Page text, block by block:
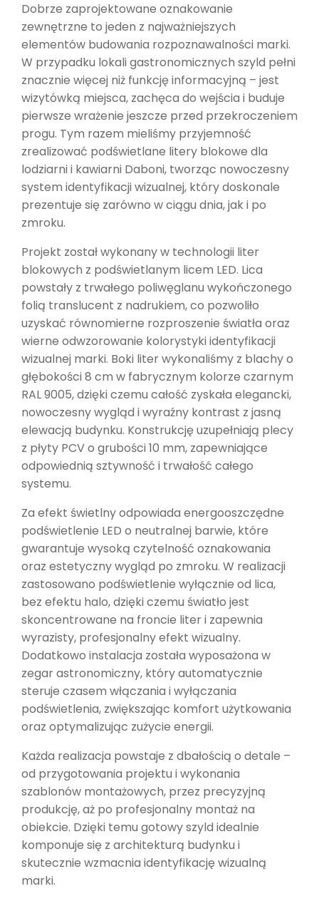
Dobrze zaprojektowane oznakowanie
zewnętrzne to jeden z najważniejszych
elementów budowania rozpoznawalności marki.
W przypadku lokali gastronomicznych szyld pełni
znacznie więcej niż funkcję informacyjną – jest
wizytówką miejsca, zachęca do wejścia i buduje
pierwsze wrażenie jeszcze przed przekroczeniem
progu. Tym razem mieliśmy przyjemność
zrealizować podświetlane litery blokowe dla
lodziarni i kawiarni Daboni, tworząc nowoczesny
system identyfikacji wizualnej, który doskonale
prezentuje się zarówno w ciągu dnia, jak i po
zmroku.
Projekt został wykonany w technologii liter
blokowych z podświetlanym licem LED. Lica
powstały z trwałego poliwęglanu wykończonego
folią translucent z nadrukiem, co pozwoliło
uzyskać równomierne rozproszenie światła oraz
wierne odwzorowanie kolorystyki identyfikacji
wizualnej marki. Boki liter wykonaliśmy z blachy o
głębokości 8 cm w fabrycznym kolorze czarnym
RAL 9005, dzięki czemu całość zyskała elegancki,
nowoczesny wygląd i wyraźny kontrast z jasną
elewacją budynku. Konstrukcję uzupełniają plecy
z płyty PCV o grubości 10 mm, zapewniające
odpowiednią sztywność i trwałość całego
systemu.
Za efekt świetlny odpowiada energooszczędne
podświetlenie LED o neutralnej barwie, które
gwarantuje wysoką czytelność oznakowania
oraz estetyczny wygląd po zmroku. W realizacji
zastosowano podświetlenie wyłącznie od lica,
bez efektu halo, dzięki czemu światło jest
skoncentrowane na froncie liter i zapewnia
wyrazisty, profesjonalny efekt wizualny.
Dodatkowo instalacja została wyposażona w
zegar astronomiczny, który automatycznie
steruje czasem włączania i wyłączania
podświetlenia, zwiększając komfort użytkowania
oraz optymalizując zużycie energii.
Każda realizacja powstaje z dbałością o detale –
od przygotowania projektu i wykonania
szablonów montażowych, przez precyzyjną
produkcję, aż po profesjonalny montaż na
obiekcie. Dzięki temu gotowy szyld idealnie
komponuje się z architekturą budynku i
skutecznie wzmacnia identyfikację wizualną
marki.